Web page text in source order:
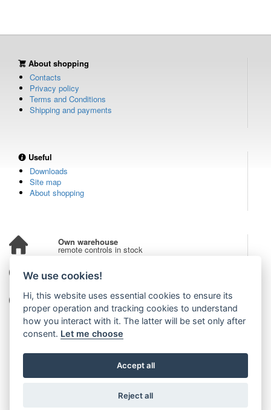
About shopping
Contacts
Privacy policy
Terms and Conditions
Shipping and payments
Useful
Downloads
Site map
About shopping
Own warehouse
remote controls in stock
Over 100,000 customers
from all over the world
Tradition since 2006
more than 20 years on the market
We use cookies!
Hi, this website uses essential cookies to ensure its
proper operation and tracking cookies to understand
how you interact with it. The latter will be set only after
consent. Let me choose
Accept all
Reject all